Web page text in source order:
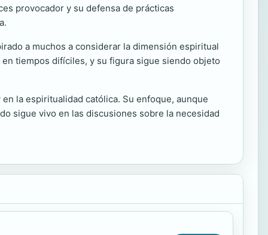
provocador y su defensa de prácticas
a muchos a considerar la dimensión espiritual
tiempos difíciles, y su figura sigue siendo objeto
la espiritualidad católica. Su enfoque, aunque
sigue vivo en las discusiones sobre la necesidad